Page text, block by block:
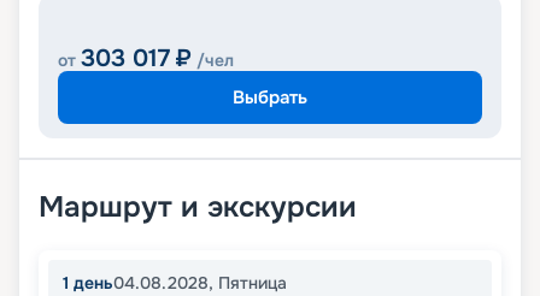
от 303 017 ₽ /чел
Выбрать
Маршрут и экскурсии
1 день04.08.2028, Пятница